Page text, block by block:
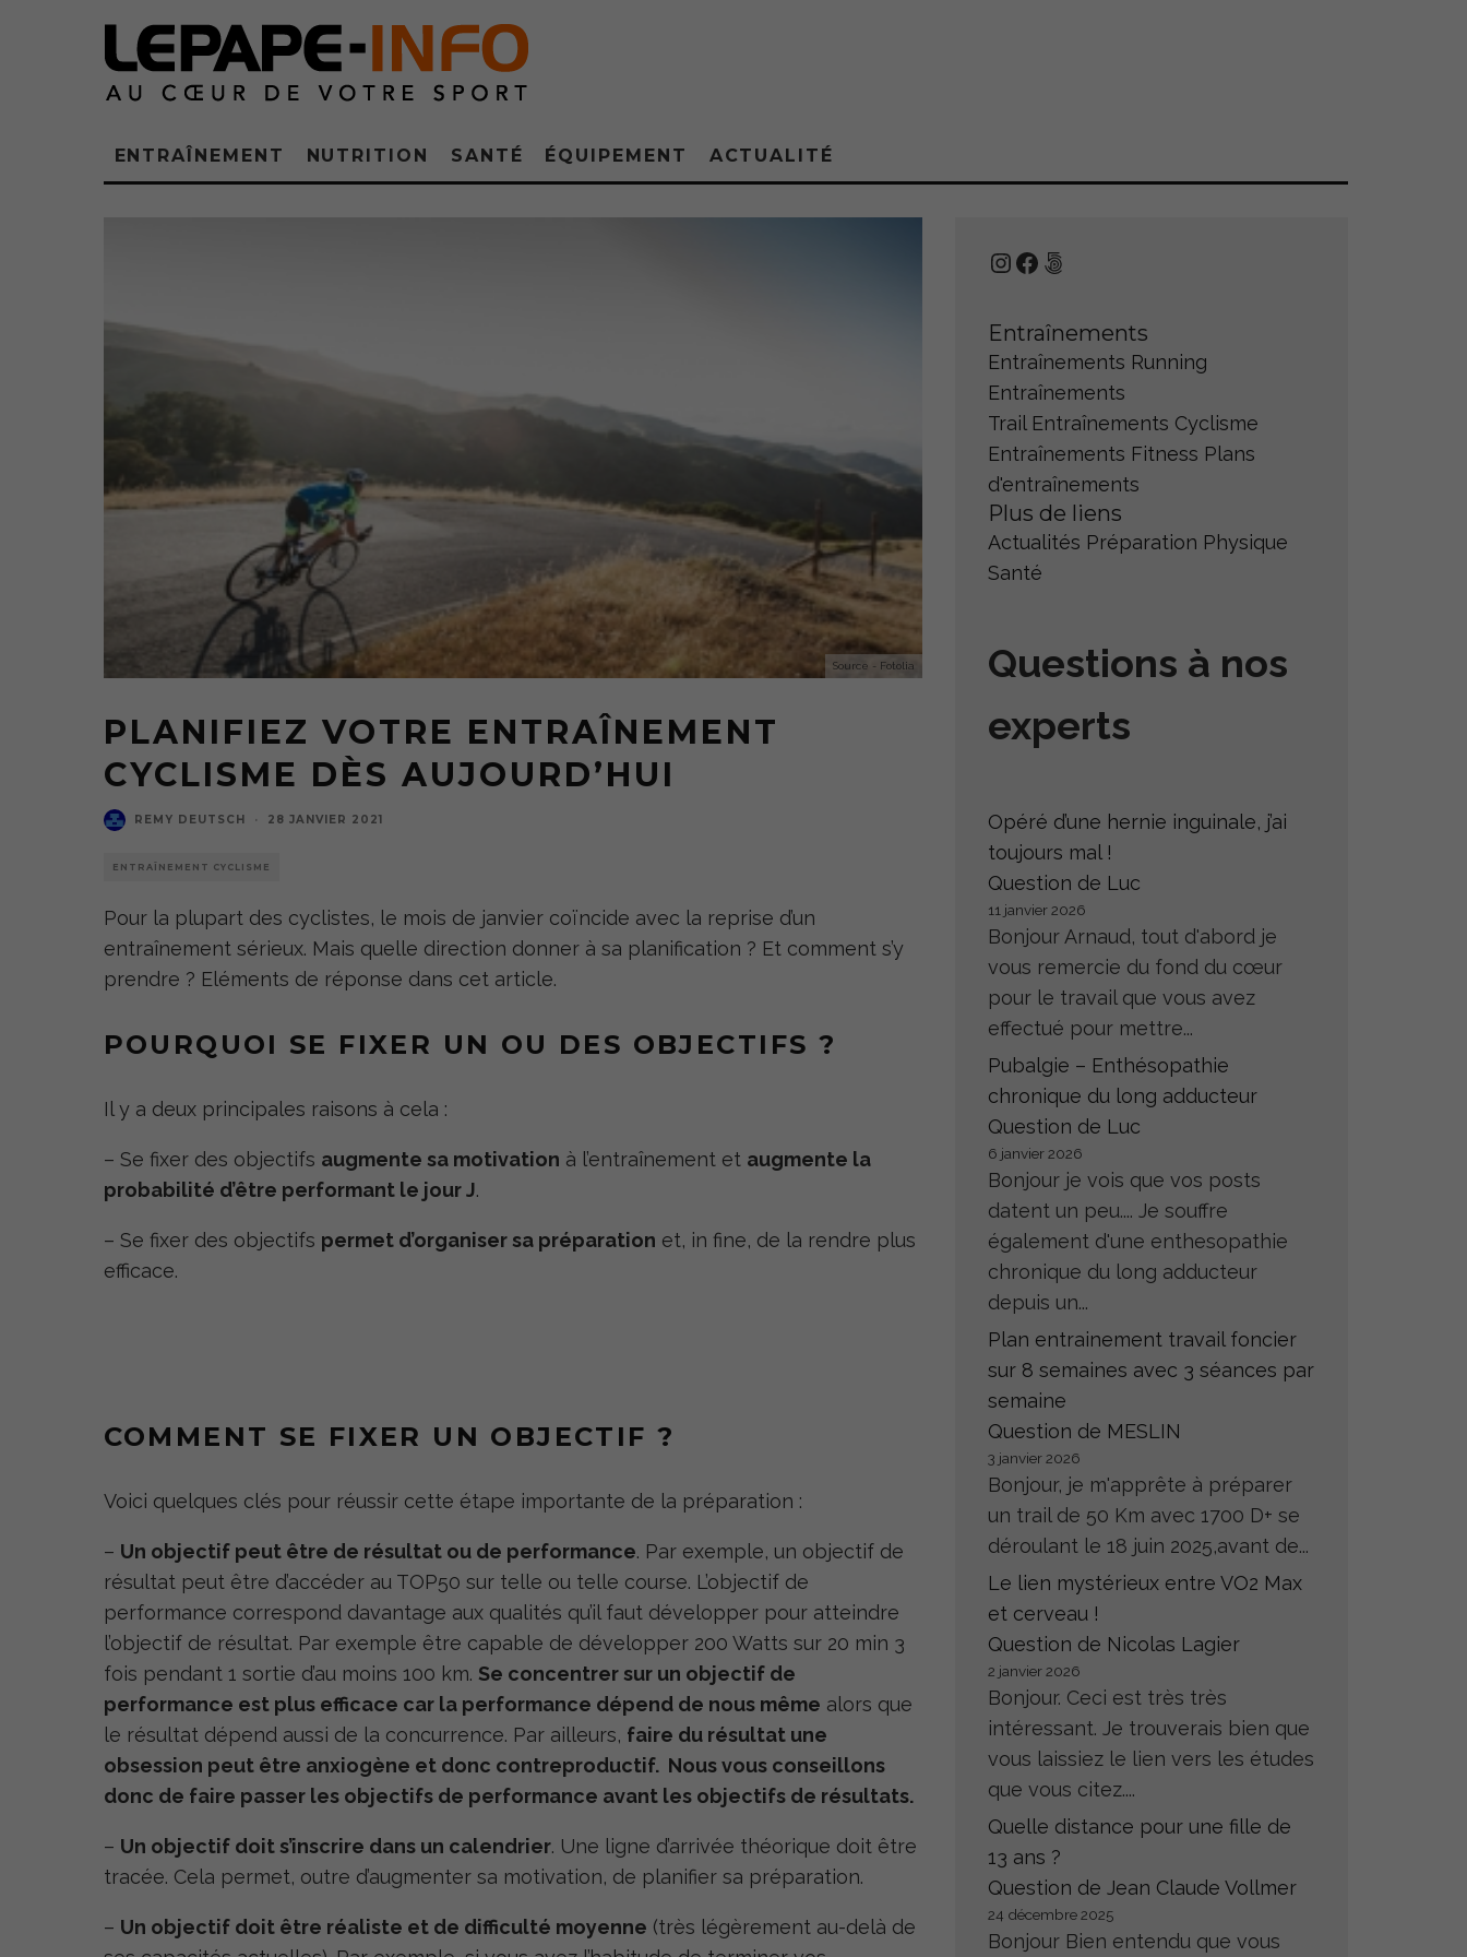
ENTRAÎNEMENT NUTRITION SANTÉ ÉQUIPEMENT ACTUALITÉ
Source - Fotolia
PLANIFIEZ VOTRE ENTRAÎNEMENT
CYCLISME DÈS AUJOURD’HUI
REMY DEUTSCH · 28 JANVIER 2021
ENTRAÎNEMENT CYCLISME
Pour la plupart des cyclistes, le mois de janvier coïncide avec la reprise d’un
entraînement sérieux. Mais quelle direction donner à sa planification ? Et comment s’y
prendre ? Eléments de réponse dans cet article.
POURQUOI SE FIXER UN OU DES OBJECTIFS ?
Il y a deux principales raisons à cela :
– Se fixer des objectifs augmente sa motivation à l’entraînement et augmente la
probabilité d’être performant le jour J.
– Se fixer des objectifs permet d’organiser sa préparation et, in fine, de la rendre plus
efficace.
COMMENT SE FIXER UN OBJECTIF ?
Voici quelques clés pour réussir cette étape importante de la préparation :
– Un objectif peut être de résultat ou de performance. Par exemple, un objectif de
résultat peut être d’accéder au TOP50 sur telle ou telle course. L’objectif de
performance correspond davantage aux qualités qu’il faut développer pour atteindre
l’objectif de résultat. Par exemple être capable de développer 200 Watts sur 20 min 3
fois pendant 1 sortie d’au moins 100 km. Se concentrer sur un objectif de
performance est plus efficace car la performance dépend de nous même alors que
le résultat dépend aussi de la concurrence. Par ailleurs, faire du résultat une
obsession peut être anxiogène et donc contreproductif. Nous vous conseillons
donc de faire passer les objectifs de performance avant les objectifs de résultats.
– Un objectif doit s’inscrire dans un calendrier. Une ligne d’arrivée théorique doit être
tracée. Cela permet, outre d’augmenter sa motivation, de planifier sa préparation.
– Un objectif doit être réaliste et de difficulté moyenne (très légèrement au-delà de
Instagram
Facebook
500px
Entraînements
Entraînements Running
Entraînements
Trail Entraînements Cyclisme
Entraînements Fitness Plans
d'entraînements
Plus de liens
Actualités Préparation Physique
Santé
Questions à nos
experts
Opéré d’une hernie inguinale, j’ai
toujours mal !
Question de Luc
11 janvier 2026
Bonjour Arnaud, tout d'abord je
vous remercie du fond du cœur
pour le travail que vous avez
effectué pour mettre...
Pubalgie – Enthésopathie
chronique du long adducteur
Question de Luc
6 janvier 2026
Bonjour je vois que vos posts
datent un peu.... Je souffre
également d'une enthesopathie
chronique du long adducteur
depuis un...
Plan entrainement travail foncier
sur 8 semaines avec 3 séances par
semaine
Question de MESLIN
3 janvier 2026
Bonjour, je m'apprête à préparer
un trail de 50 Km avec 1700 D+ se
déroulant le 18 juin 2025,avant de...
Le lien mystérieux entre VO2 Max
et cerveau !
Question de Nicolas Lagier
2 janvier 2026
Bonjour. Ceci est très très
intéressant. Je trouverais bien que
vous laissiez le lien vers les études
que vous citez....
Quelle distance pour une fille de
13 ans ?
Question de Jean Claude Vollmer
24 décembre 2025
Bonjour Bien entendu que vous